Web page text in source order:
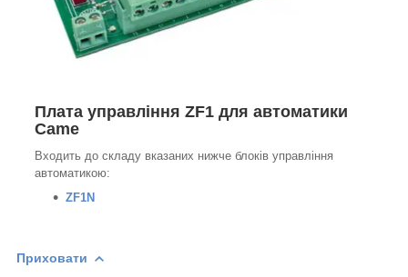
Плата управління ZF1 для автоматики
Came
Входить до складу вказаних нижче блоків управління
автоматикою:
ZF1N
Приховати